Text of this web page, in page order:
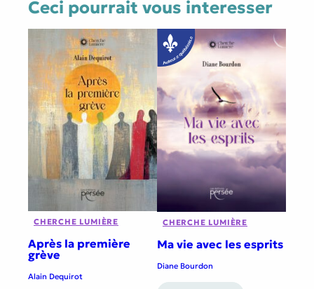
Ceci pourrait vous interesser
CHERCHE LUMIÈRE
Après la première
grève
Alain Dequirot
CHERCHE LUMIÈRE
Ma vie avec les esprits
Diane Bourdon